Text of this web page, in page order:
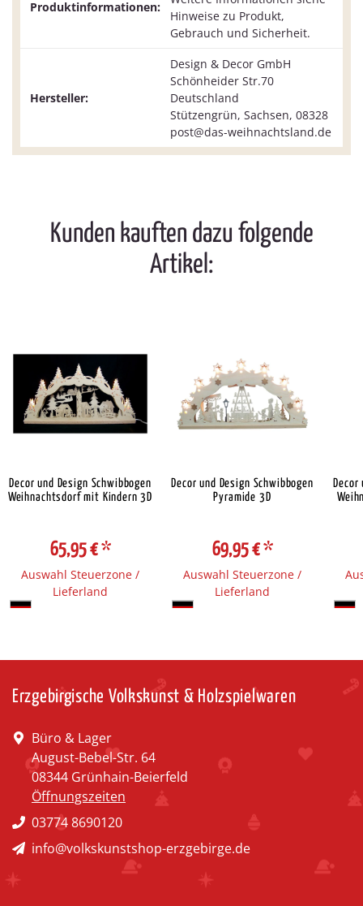
Produktinformationen:
Hinweise zu Produkt,
Gebrauch und Sicherheit.
Hersteller:
Design & Decor GmbH
Schönheider Str.70
Deutschland
Stützengrün, Sachsen, 08328
post@das-weihnachtsland.de
Kunden kauften dazu folgende
Artikel:
Decor und Design Schwibbogen
Weihnachtsdorf mit Kindern 3D
65,95 €*
Auswahl Steuerzone /
Lieferland
Decor und Design Schwibbogen
Pyramide 3D
69,95 €*
Auswahl Steuerzone /
Lieferland
Erzgebirgische Volkskunst & Holzspielwaren
Büro & Lager
August-Bebel-Str. 64
08344 Grünhain-Beierfeld
Öffnungszeiten
03774 8690120
info@volkskunstshop-erzgebirge.de